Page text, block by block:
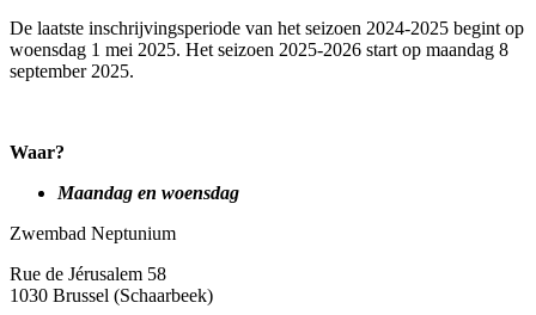
De laatste inschrijvingsperiode van het seizoen 2024-2025 begint op
woensdag 1 mei 2025. Het seizoen 2025-2026 start op maandag 8
september 2025.
Waar?
Maandag en woensdag
Zwembad Neptunium
Rue de Jérusalem 58
1030 Brussel (Schaarbeek)